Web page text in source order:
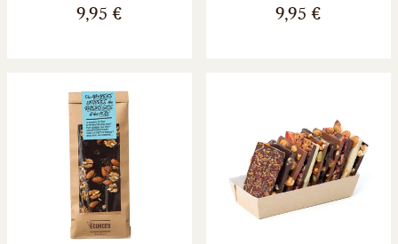
9,95 € 9,95 €